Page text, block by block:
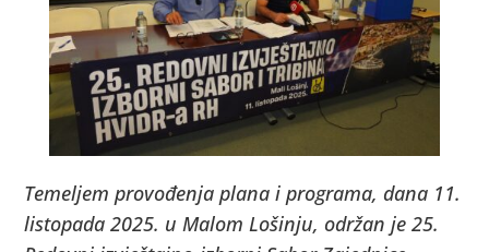
Temeljem provođenja plana i programa, dana 11.
listopada 2025. u Malom Lošinju, održan je 25.